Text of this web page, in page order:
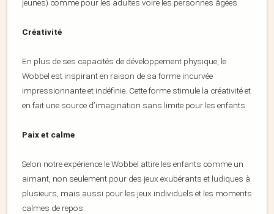
jeunes) comme pour les adultes voire les personnes âgées.
Créativité
En plus de ses capacités de développement physique, le
Wobbel est inspirant en raison de sa forme incurvée
impressionnante et indéfinie. Cette forme stimule la créativité et
en fait une source d’imagination sans limite pour les enfants.
Paix et calme
Selon notre expérience le Wobbel attire les enfants comme un
aimant, non seulement pour des jeux exubérants et ludiques à
plusieurs, mais aussi pour les jeux individuels et les moments
calmes de repos.